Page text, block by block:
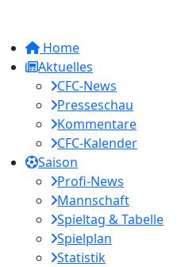
Home
Aktuelles
CFC-News
Presseschau
Kommentare
CFC-Kalender
Saison
Profi-News
Mannschaft
Spieltag & Tabelle
Spielplan
Statistik